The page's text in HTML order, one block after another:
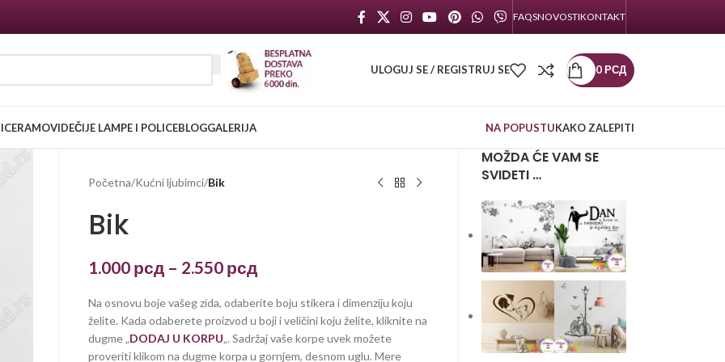
FAQSNOVOSTIKONTAKT
ULOGUJ SE / REGISTRUJ SE 0РСД
RAMOVIDEČIJE LAMPE I POLICEBLOGGALERIJA NA POPUSTUKAKO ZALEPITI
Početna/Kućni ljubimci/Bik
Bik
1.000 рсд – 2.550 рсд
Na osnovu boje vašeg zida, odaberite boju stikera i dimenziju koju
želite. Kada odaberete proizvod u boji i veličini koju želite, kliknite na
dugme „DODAJ U KORPU„. Sadržaj vaše korpe uvek možete
proveriti klikom na dugme korpa u gornjem, desnom uglu. Mere
MOŽDA ĆE VAM SE
SVIDETI …